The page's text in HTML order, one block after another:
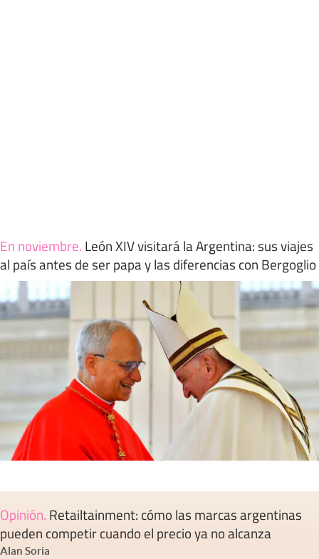
En noviembre. León XIV visitará la Argentina: sus viajes
al país antes de ser papa y las diferencias con Bergoglio
Opinión. Retailtainment: cómo las marcas argentinas
pueden competir cuando el precio ya no alcanza
Alan Soria